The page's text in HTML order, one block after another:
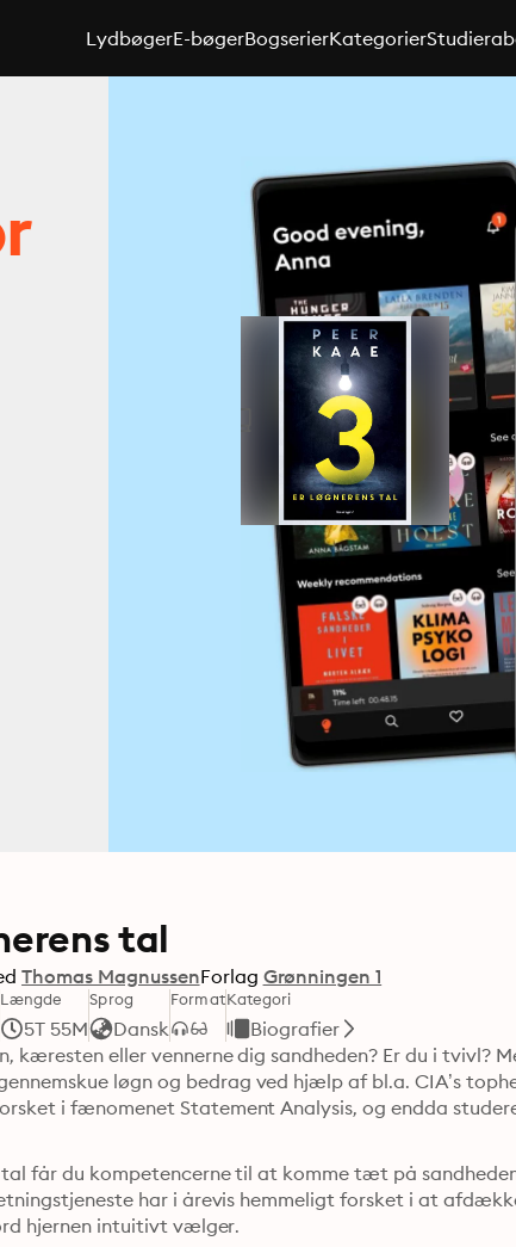
LydbøgerE-bøgerBogserierKategorier
tal
Thomas MagnussenForlag Grønningen 1
Længde
5T 55M
Sprog
Dansk
FormatKategori
Biografier
kæresten eller vennerne dig sandheden? Er du i tvivl?
løgn og bedrag ved hjælp af bl.a. CIA’s
i fænomenet Statement Analysis, og endda
tal får du kompetencerne til at komme tæt på
har i årevis hemmeligt forsket i at
hjernen intuitivt vælger.